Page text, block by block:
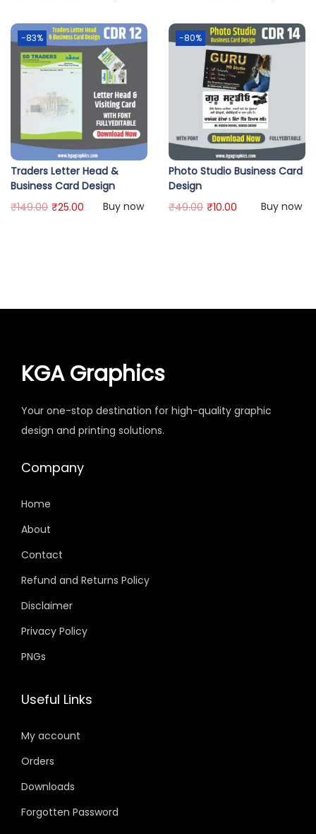
-83%
Traders Letter Head &
Business Card Design
Buy now
₹149.00 ₹25.00
-80%
Photo Studio Business Card
Design
Buy now
₹49.00 ₹10.00
KGA Graphics
Your one-stop destination for high-quality graphic
design and printing solutions.
Company
Home
About
Contact
Refund and Returns Policy
Disclaimer
Privacy Policy
PNGs
Useful Links
My account
Orders
Downloads
Forgotten Password